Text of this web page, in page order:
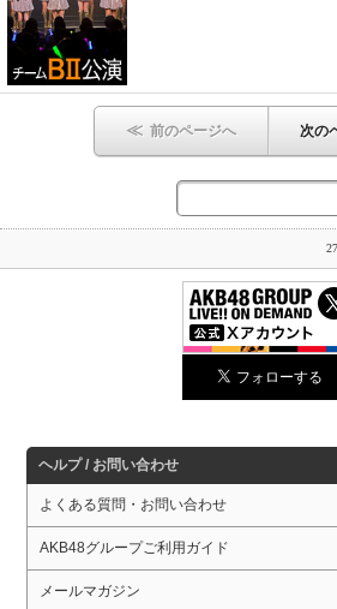
≪ 前のページへ 次の
ヘルプ / お問い合わせ
よくある質問・お問い合わせ
AKB48グループご利用ガイド
メールマガジン